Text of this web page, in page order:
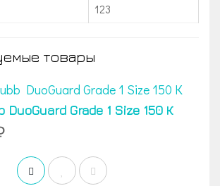
123
товары
DuoGuard Grade 1 Size 150 К